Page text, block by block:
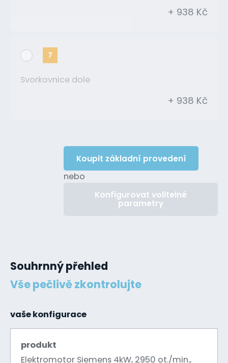
+ 938 Kč
7
Svorkovnice dole
+ 938 Kč
Koupit základní provedení
nebo
Konfigurovat volitelné
parametry
Souhrnný přehled
Vše pečlivě zkontrolujte
vaše konfigurace
produkt
Elektromotor Siemens 4kW, 2950 ot./min.,